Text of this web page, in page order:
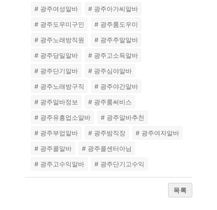
# 광주여성알바
# 광주아가씨알바
# 광주도우미구인
# 광주룸도우미
# 광주노래방직원
# 광주주말알바
# 광주당일알바
# 광주고소득알바
# 광주단기알바
# 광주심야알바
# 광주노래방구직
# 광주야간알바
# 광주알바정보
# 광주룸써비스
# 광주유흥업소알바
# 광주알바추천
# 광주부업알바
# 광주밤직장
# 광주여자알바
# 광주콜알바
# 광주콜센터아님
# 광주고수익알바
# 광주단기고수익
목록